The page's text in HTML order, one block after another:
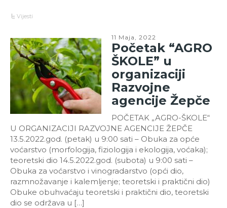
Vijesti
11 Maja, 2022
Početak “AGRO
ŠKOLE” u
organizaciji
Razvojne
agencije Žepče
POČETAK „AGRO-ŠKOLE“
U ORGANIZACIJI RAZVOJNE AGENCIJE ŽEPČE
13.5.2022.god. (petak) u 9:00 sati – Obuka za opće
voćarstvo (morfologija, fiziologija i ekologija, voćaka);
teoretski dio 14.5.2022.god. (subota) u 9:00 sati –
Obuka za voćarstvo i vinogradarstvo (opći dio,
razmnožavanje i kalemljenje; teoretski i praktični dio)
Obuke obuhvaćaju teoretski i praktični dio, teoretski
dio se održava u […]